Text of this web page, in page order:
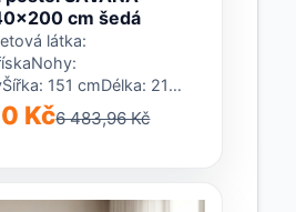
cm šedá
látka:
151 cmDélka: 214
102 cmVýška
29 cmZapuštění roštu
Kč6 483,96 Kč